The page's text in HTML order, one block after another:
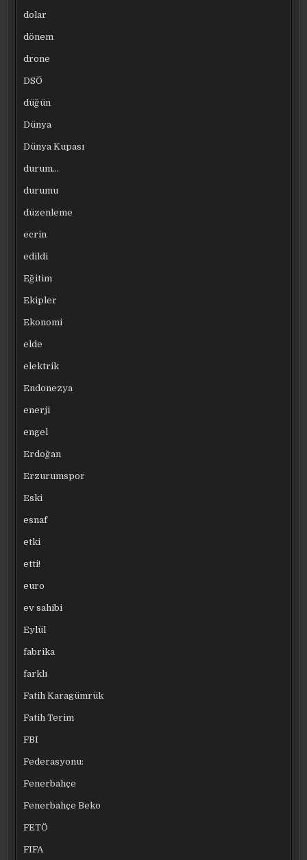
dolar
dönem
drone
DSÖ
düğün
Dünya
Dünya Kupası
durum…
durumu
düzenleme
ecrin
edildi
Eğitim
Ekipler
Ekonomi
elde
elektrik
Endonezya
enerji
engel
Erdoğan
Erzurumspor
Eski
esnaf
etki
etti!
euro
ev sahibi
Eylül
fabrika
farklı
Fatih Karagümrük
Fatih Terim
FBI
Federasyonu:
Fenerbahçe
Fenerbahçe Beko
FETÖ
FIFA